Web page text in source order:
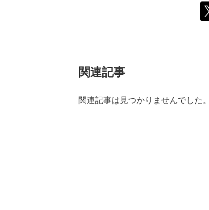
関連記事
関連記事は見つかりませんでした。